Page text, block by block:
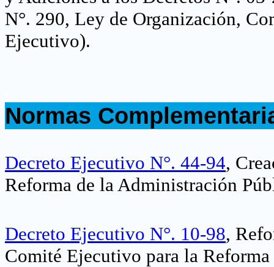
N°. 290, Ley de Organización,
Ejecutivo).
Normas
Decreto Ejecutivo N°. 44-94,
Reforma de la Administración
Decreto Ejecutivo N°. 10-98,
Comité Ejecutivo para la